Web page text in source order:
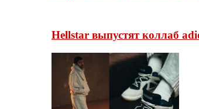
Hellstar выпустят коллаб